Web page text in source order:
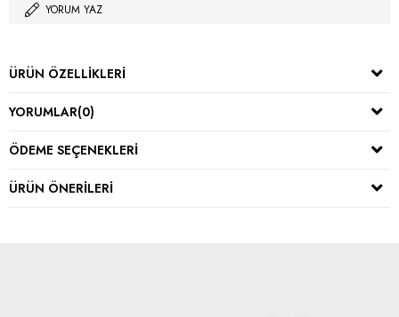
YORUM YAZ
ÜRÜN ÖZELLIKLERI
YORUMLAR(0)
ÖDEME SEÇENEKLERI
ÜRÜN ÖNERILERI